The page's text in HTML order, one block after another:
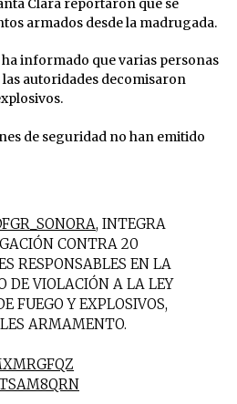
Clara reportaron que se
armados desde la madrugada.
informado que varias personas
autoridades decomisaron
de seguridad no han emitido
, INTEGRA
CONTRA 20
RESPONSABLES EN LA
DE VIOLACIÓN A LA LEY
FUEGO Y EXPLOSIVOS,
ARMAMENTO.